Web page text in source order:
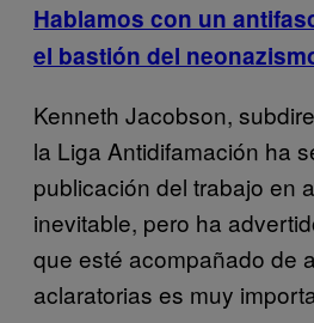
Hablamos con un
el bastión del
Kenneth Jacobson,
la Liga Antidifamación ha
publicación del trabajo en
inevitable, pero ha
que esté acompañado de
aclaratorias es muy